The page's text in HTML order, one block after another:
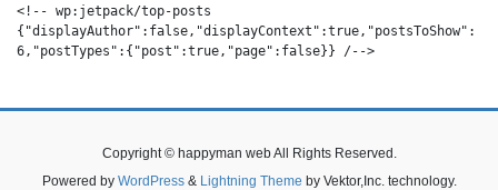
<!-- wp:jetpack/top-posts
{"displayAuthor":false,"displayContext":true,"postsToShow":
6,"postTypes":{"post":true,"page":false}} /-->
Copyright © happyman web All Rights Reserved.
Powered by WordPress& Lightning Theme by Vektor,Inc. technology.